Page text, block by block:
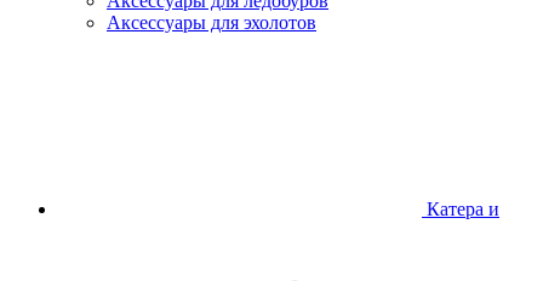
Аксессуары для эхолотов
Катера и